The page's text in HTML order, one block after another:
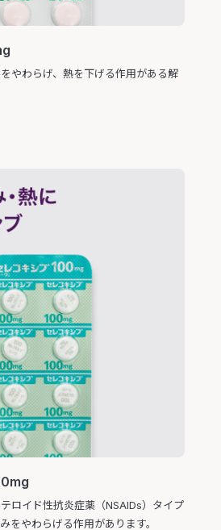
やわらげ、熱を下げる作用がある解
ロイド性抗炎症薬（NSAIDs）タイプ
をやわらげる作用があります。